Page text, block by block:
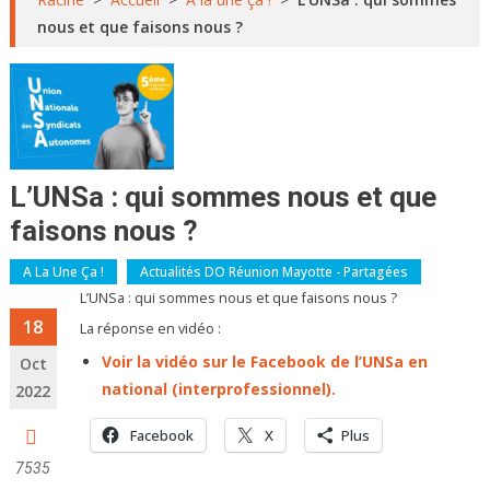
nous et que faisons nous ?
L’UNSa : qui sommes nous et que
faisons nous ?
A La Une Ça ! Actualités DO Réunion Mayotte - Partagées
18
Oct
2022
7535
L’UNSa : qui sommes nous et que faisons nous ?
La réponse en vidéo :
Voir la vidéo sur le Facebook de l’UNSa en
national (interprofessionnel).
Facebook X Plus